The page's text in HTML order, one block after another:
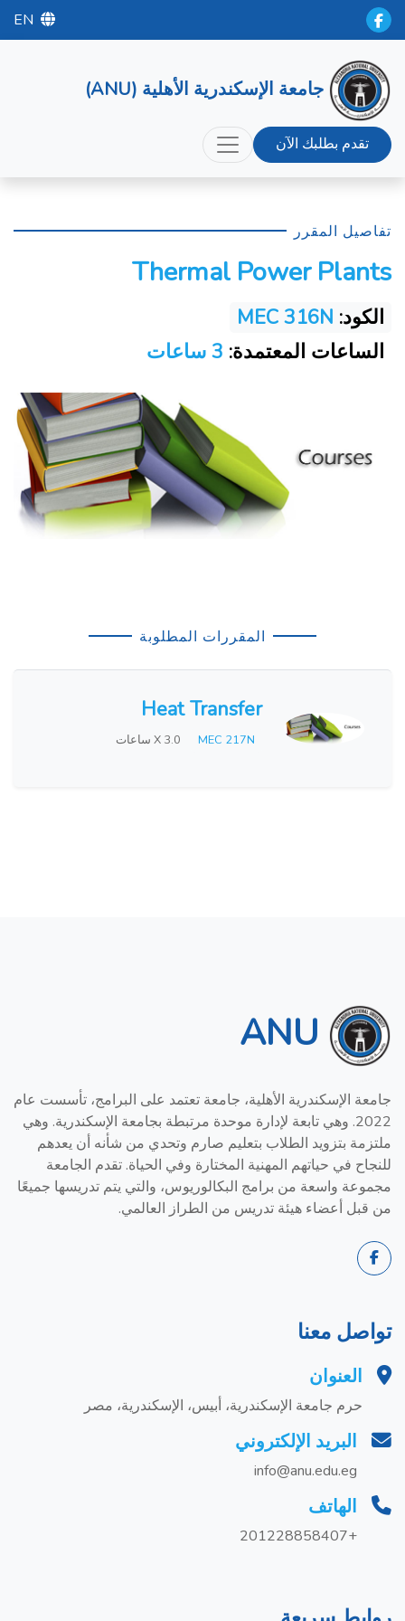
EN
جامعة الإسكندرية الأهلية (ANU)
تقدم بطلبك الآن
تفاصيل المقرر
Thermal Power Plants
الكود: MEC 316N
الساعات المعتمدة:
المقررات المطلوبة
Heat Transfer
MEC 217N X 3.0 ساعات
ANU
جامعة الإسكندرية الأهلية، جامعة تعتمد على البرامج، تأسست عام
2022. وهي تابعة لإدارة موحدة مرتبطة بجامعة الإسكندرية. وهي
ملتزمة بتزويد الطلاب بتعليم صارم وتحدي من شأنه أن يعدهم
للنجاح في حياتهم المهنية المختارة وفي الحياة. تقدم الجامعة
مجموعة واسعة من برامج البكالوريوس، والتي يتم تدريسها جميعًا
من قبل أعضاء هيئة تدريس من الطراز العالمي.
تواصل معنا
العنوان
حرم جامعة الإسكندرية، أبيس، الإسكندرية، مصر
البريد الإلكتروني
info@anu.edu.eg
الهاتف
+201228858407